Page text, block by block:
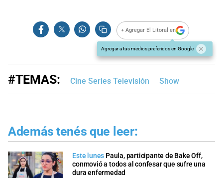
+ Agregar El Litoral en
Agregar a tus medios preferidos en Google
#TEMAS: Cine Series Televisión Show
Además tenés que leer:
Este lunes Paula, participante de Bake Off,
conmovió a todos al confesar que sufre una
dura enfermedad